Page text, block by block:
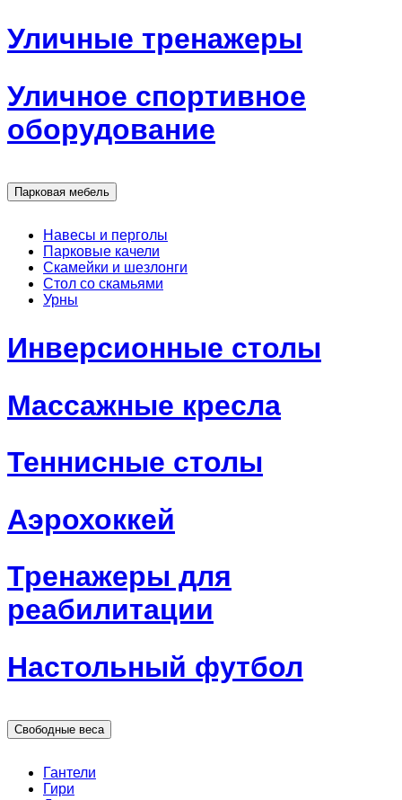
Уличные тренажеры
Уличное спортивное
оборудование
Парковая мебель
Навесы и перголы
Парковые качели
Скамейки и шезлонги
Стол со скамьями
Урны
Инверсионные столы
Массажные кресла
Теннисные столы
Аэрохоккей
Тренажеры для
реабилитации
Настольный футбол
Свободные веса
Гантели
Гири